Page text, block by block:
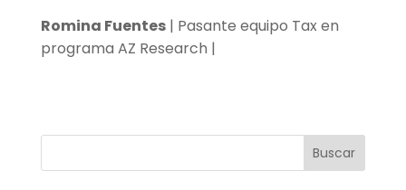
Romina Fuentes| Pasante equipo Tax en
programa AZ Research |
Buscar